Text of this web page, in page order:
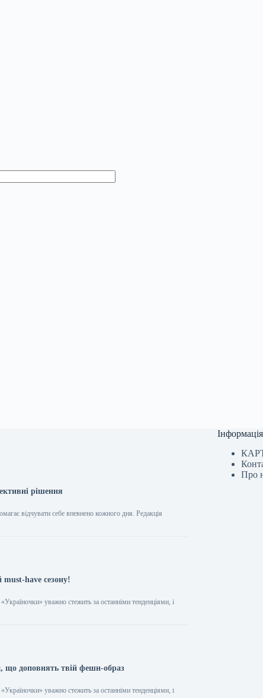
рішення
відчувати себе впевнено кожного дня. Редакція
have сезону!
уважно стежить за останніми тенденціями, і
що доповнять твій фешн-образ
уважно стежить за останніми тенденціями, і
Інформація
Про